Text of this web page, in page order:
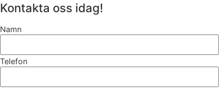
Kontakta oss idag!
Namn
Telefon